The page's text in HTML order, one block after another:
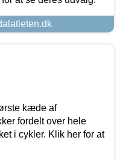
kæde af
fordelt over hele
i cykler. Klik her for at